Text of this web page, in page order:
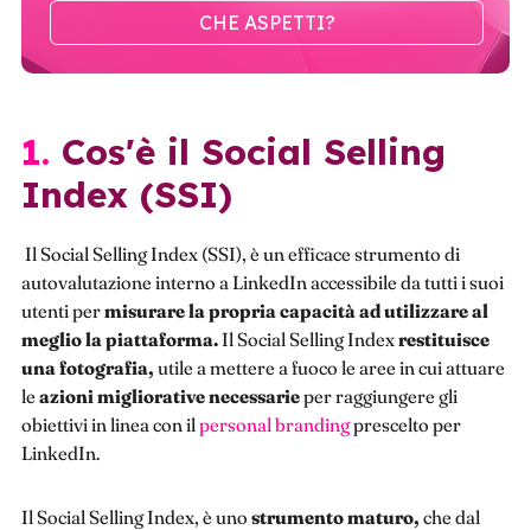
CHE ASPETTI?
1. Cos'è il Social Selling
Index (SSI)
Il Social Selling Index (SSI), è un efficace strumento di
autovalutazione interno a LinkedIn accessibile da tutti i suoi
utenti permisurare la propria capacità ad utilizzare al
meglio la piattaforma. Il Social Selling Indexrestituisce
una fotografia, utile a mettere a fuoco le aree in cui attuare
le azioni migliorative necessarieper raggiungere gli
obiettivi in linea con il personal brandingprescelto per
LinkedIn.
Il Social Selling Index, è uno strumento maturo, che dal